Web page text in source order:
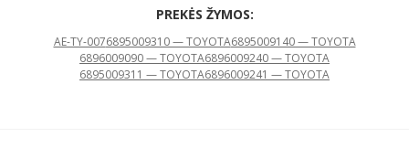
PREKĖS ŽYMOS:
AE-TY-0076895009310 — TOYOTA6895009140 — TOYOTA
6896009090 — TOYOTA6896009240 — TOYOTA
6895009311 — TOYOTA6896009241 — TOYOTA